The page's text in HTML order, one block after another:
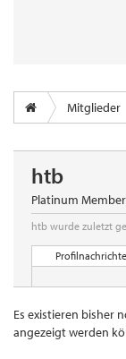
Mitglieder
htb
Platinum Member
htb wurde zuletzt
Es existieren bisher
angezeigt werden